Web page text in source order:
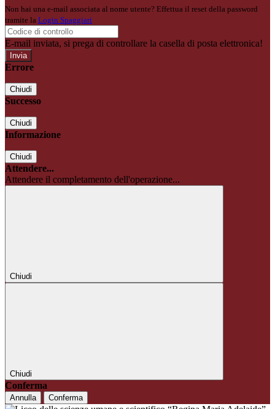
Non hai una e-mail associata al nome utente? Effettua il reset della password
tramite la Login Spaggiari
E-mail inviata, si prega di controllare la casella di posta elettronica!
Errore
Chiudi
Successo
Chiudi
Informazione
Chiudi
Attendere...
Attendere il completamento dell'operazione...
Chiudi
Chiudi
Conferma
Annulla Conferma